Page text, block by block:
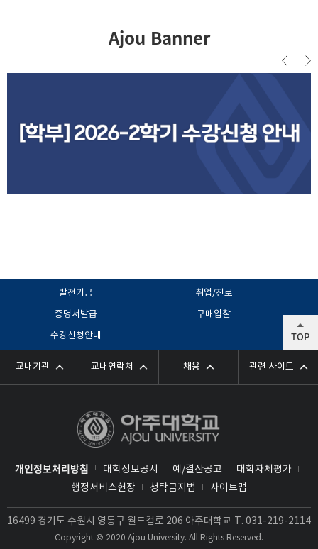
Ajou Banner
발전기금
취업/진로
증명서발급
구매입찰
수강신청안내
교내기관 교내연락처 채용 관련 사이트
개인정보처리방침 대학정보공시 예/결산공고
대학자체평가
행정서비스헌장
청탁금지법 사이트맵
16499 경기도 수원시 영통구 월드컵로 206 아주대학교 T. 031-219-2114
Copyright © 2020 Ajou University. All Rights Reserved.
TOP